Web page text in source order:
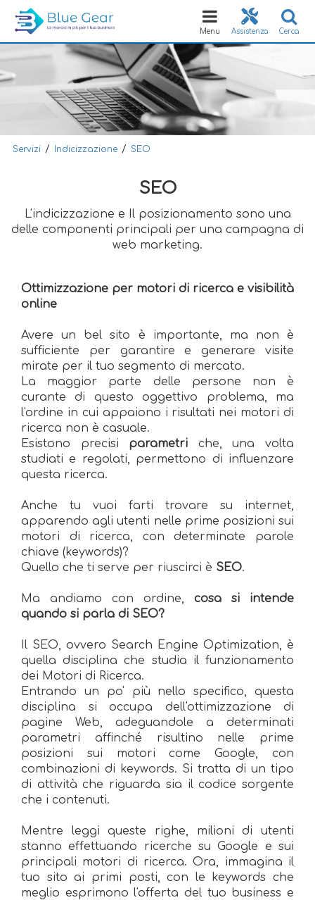
Cerca
Assistenza
Toggle
navigation
Menu
Servizi / Indicizzazione / SEO
SEO
L'indicizzazione e Il posizionamento sono una
delle componenti principali per una campagna di
web marketing.
Ottimizzazione per motori di ricerca e visibilità
online
Avere un bel sito è importante, ma non è
sufficiente per garantire e generare visite
mirate per il tuo segmento di mercato.
La maggior parte delle persone non è
curante di questo oggettivo problema, ma
l'ordine in cui appaiono i risultati nei motori di
ricerca non è casuale.
Esistono precisi parametri che, una volta
studiati e regolati, permettono di influenzare
questa ricerca.
Anche tu vuoi farti trovare su internet,
apparendo agli utenti nelle prime posizioni sui
motori di ricerca, con determinate parole
chiave (keywords)?
Quello che ti serve per riuscirci è SEO.
Ma andiamo con ordine, cosa si intende
quando si parla di SEO?
Il SEO, ovvero Search Engine Optimization, è
quella disciplina che studia il funzionamento
dei Motori di Ricerca.
Entrando un po' più nello specifico, questa
disciplina si occupa dell'ottimizzazione di
pagine Web, adeguandole a determinati
parametri affinché risultino nelle prime
posizioni sui motori come Google, con
combinazioni di keywords. Si tratta di un tipo
di attività che riguarda sia il codice sorgente
che i contenuti.
Mentre leggi queste righe, milioni di utenti
stanno effettuando ricerche su Google e sui
principali motori di ricerca. Ora, immagina il
tuo sito ai primi posti, con le keywords che
meglio esprimono l'offerta del tuo business e